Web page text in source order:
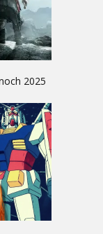
2025